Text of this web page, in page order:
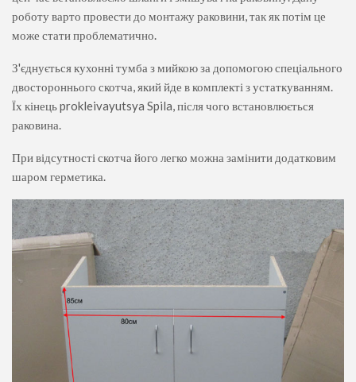
роботу варто провести до монтажу раковини, так як потім це
може стати проблематично.
З'єднується кухонні тумба з мийкою за допомогою спеціального
двостороннього скотча, який йде в комплекті з устаткуванням.
Їх кінець prokleivayutsya Spila, після чого встановлюється
раковина.
При відсутності скотча його легко можна замінити додатковим
шаром герметика.